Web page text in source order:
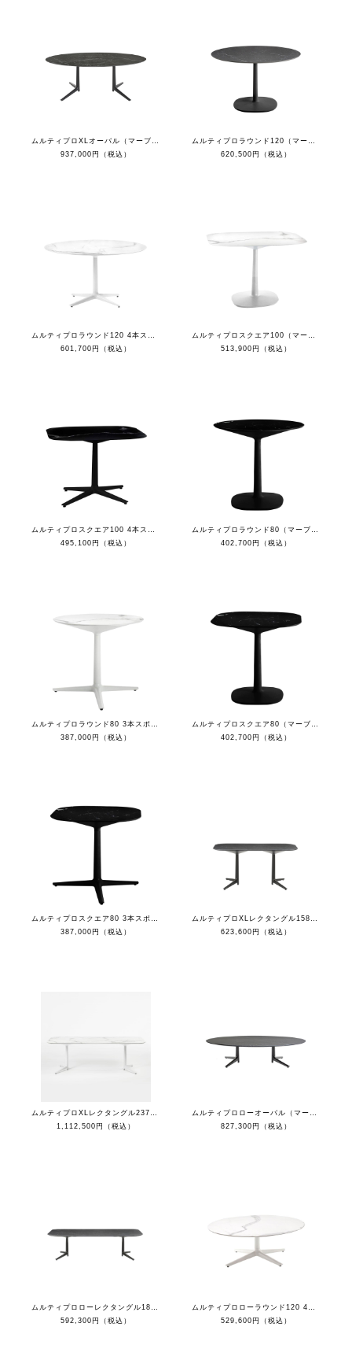
937,000円（税込）
620,500円（税込）
601,700円（税込）
513,900円（税込）
495,100円（税込）
402,700円（税込）
387,000円（税込）
402,700円（税込）
387,000円（税込）
623,600円（税込）
1,112,500円（税込）
827,300円（税込）
592,300円（税込）
529,600円（税込）